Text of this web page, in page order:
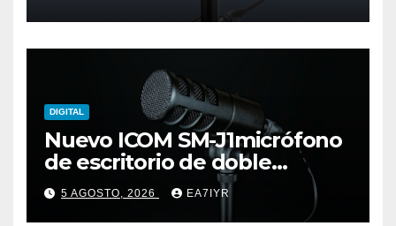
DIGITAL
Nuevo ICOM SM-J1micrófono
de escritorio de doble
elemento premium
5 AGOSTO, 2026 EA7IYR